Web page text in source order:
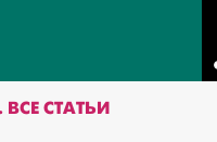
СТАТЬИ